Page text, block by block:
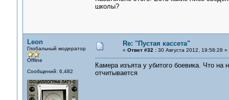
школы?
Leon
Глобальный модератор
Offline
Сообщений: 6,482
Re: "Пустая кассета"
« Ответ #32 :30 Августа 2012, 19:58:28 »
Камера изъята у убитого боевика. Что
отчитывается